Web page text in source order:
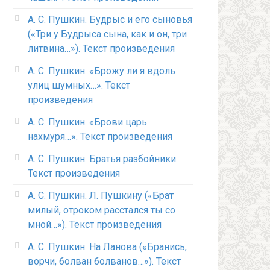
А. С. Пушкин. Будрыс и его сыновья
(«Три у Будрыса сына, как и он, три
литвина…»). Текст произведения
А. С. Пушкин. «Брожу ли я вдоль
улиц шумных…». Текст
произведения
А. С. Пушкин. «Брови царь
нахмуря…». Текст произведения
А. С. Пушкин. Братья разбойники.
Текст произведения
А. С. Пушкин. Л. Пушкину («Брат
милый, отроком расстался ты со
мной…»). Текст произведения
А. С. Пушкин. На Ланова («Бранись,
ворчи, болван болванов…»). Текст